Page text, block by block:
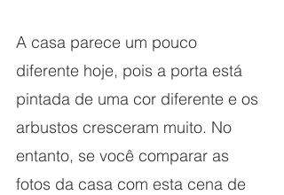
A casa parece um pouco
diferente hoje, pois a porta está
pintada de uma cor diferente e os
arbustos cresceram muito. No
entanto, se você comparar as
fotos da casa com esta cena de